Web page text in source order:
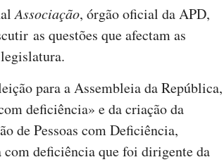
Associação, órgão oficial da APD,
as questões que afectam as
para a Assembleia da República,
deficiência» e da criação da
de Pessoas com Deficiência,
deficiência que foi dirigente da